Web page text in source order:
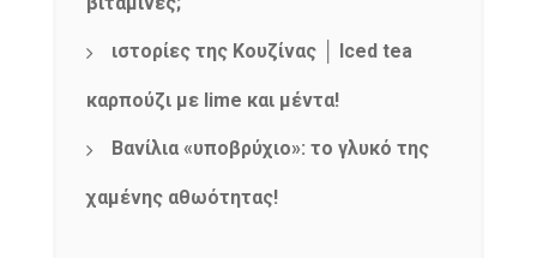
ιστορίες της Κουζίνας │ Iced tea
καρπούζι με lime και μέντα!
Βανίλια «υποβρύχιο»: το γλυκό της
χαμένης αθωότητας!